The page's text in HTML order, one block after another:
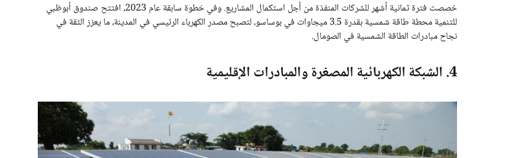
خصصت فترة ثمانية أشهر للشركات المنفذة من أجل استكمال المشاريع. وفي خطوة سابقة عام 2023، افتتح صندوق أبوظبي
للتنمية محطة طاقة شمسية بقدرة 3.5 ميجاوات في بوساسو، لتصبح مصدر الكهرباء الرئيسي في المدينة، ما يعزز الثقة في
نجاح مبادرات الطاقة الشمسية في الصومال.
4. الشبكة الكهربائية المصغرة والمبادرات الإقليمية